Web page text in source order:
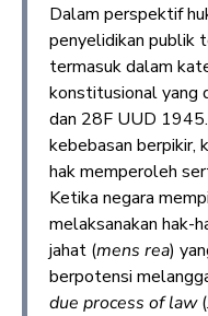
Dalam perspektif
penyelidikan publik
termasuk dalam
konstitusional yang
dan 28F UUD
kebebasan berpikir,
hak memperoleh
Ketika negara
melaksanakan hak-
jahat (mens rea)
berpotensi
due process of law